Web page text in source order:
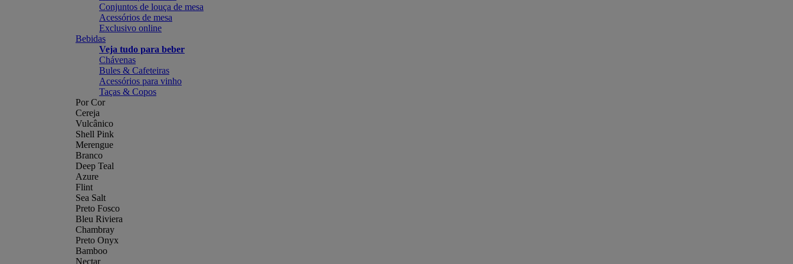
Conjuntos de louça de mesa
Acessórios de mesa
Exclusivo online
Bebidas
Veja tudo para beber
Chávenas
Bules & Cafeteiras
Acessórios para vinho
Taças & Copos
Por Cor
Cereja
Vulcânico
Shell Pink
Merengue
Branco
Deep Teal
Azure
Flint
Sea Salt
Preto Fosco
Bleu Riviera
Chambray
Preto Onyx
Bamboo
Nectar